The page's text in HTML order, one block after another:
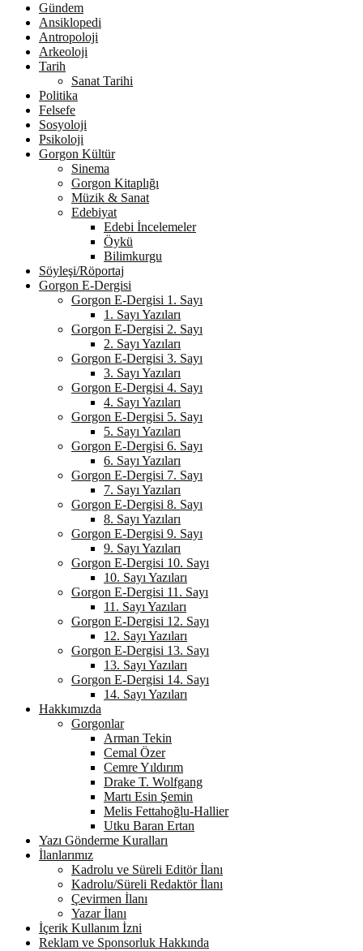
Gündem
Ansiklopedi
Antropoloji
Arkeoloji
Tarih
Sanat Tarihi
Politika
Felsefe
Sosyoloji
Psikoloji
Gorgon Kültür
Sinema
Gorgon Kitaplığı
Müzik & Sanat
Edebiyat
Edebi İncelemeler
Öykü
Bilimkurgu
Söyleşi/Röportaj
Gorgon E-Dergisi
Gorgon E-Dergisi 1. Sayı
1. Sayı Yazıları
Gorgon E-Dergisi 2. Sayı
2. Sayı Yazıları
Gorgon E-Dergisi 3. Sayı
3. Sayı Yazıları
Gorgon E-Dergisi 4. Sayı
4. Sayı Yazıları
Gorgon E-Dergisi 5. Sayı
5. Sayı Yazıları
Gorgon E-Dergisi 6. Sayı
6. Sayı Yazıları
Gorgon E-Dergisi 7. Sayı
7. Sayı Yazıları
Gorgon E-Dergisi 8. Sayı
8. Sayı Yazıları
Gorgon E-Dergisi 9. Sayı
9. Sayı Yazıları
Gorgon E-Dergisi 10. Sayı
10. Sayı Yazıları
Gorgon E-Dergisi 11. Sayı
11. Sayı Yazıları
Gorgon E-Dergisi 12. Sayı
12. Sayı Yazıları
Gorgon E-Dergisi 13. Sayı
13. Sayı Yazıları
Gorgon E-Dergisi 14. Sayı
14. Sayı Yazıları
Hakkımızda
Gorgonlar
Arman Tekin
Cemal Özer
Cemre Yıldırım
Drake T. Wolfgang
Martı Esin Şemin
Melis Fettahoğlu-Hallier
Utku Baran Ertan
Yazı Gönderme Kuralları
İlanlarımız
Kadrolu ve Süreli Editör İlanı
Kadrolu/Süreli Redaktör İlanı
Çevirmen İlanı
Yazar İlanı
İçerik Kullanım İzni
Reklam ve Sponsorluk Hakkında